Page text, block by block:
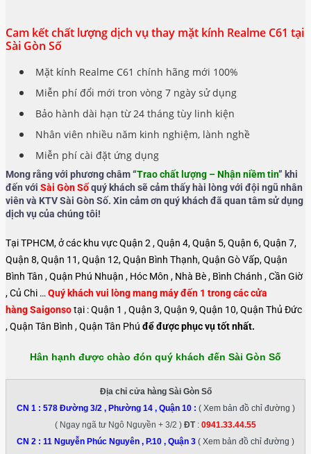
Cam kết chất lượng dịch vụ thay mặt kính Realme C61 tại
Sài Gòn Số
Mặt kính Realme C61 chính hãng mới 100%
Miễn phí đổi mới tron vòng 7 ngày sử dụng
Bảo hành dài hạn từ 24 tháng tùy linh kiện
Nhân viên nhiều năm kinh nghiệm, lành nghề
Miễn phí cài đặt ứng dụng
Mong rằng với phương châm “Trao chất lượng – Nhận niềm tin” khi
đến với Sài Gòn Sốquý khách sẽ cảm thấy hài lòng với đội ngũ nhân
viên và KTV Sài Gòn Số. Xin cảm ơn quý khách đã quan tâm sử dụng
dịch vụ của chúng tôi!
Tại TPHCM, ở các khu vực Quận 2 , Quận 4, Quận 5, Quận 6, Quận 7,
Quận 8, Quận 11, Quận 12, Quận Bình Thạnh, Quận Gò Vấp, Quận
Bình Tân , Quận Phú Nhuận , Hóc Môn , Nhà Bè , Bình Chánh , Cần Giờ
, Củ Chi … Quý khách vui lòng mang máy đến 1 trong các cửa
hàng Saigonsotại : Quận 1 , Quận 3, Quận 9, Quận 10, Quận Thủ Đức
, Quận Tân Bình , Quận Tân Phú để được phục vụ tốt nhất.
Hân hạnh được chào đón quý khách đến Sài Gòn Số
Địa chỉ cửa hàng Sài Gòn Số
CN 1 : 578 Đường 3/2 , Phường 14 , Quận 10: ( Xem bản đồ chỉ đường )
( Ngay ngã tư Ngô Nguyền + 3/2 ) ĐT: 0941.33.44.55
CN 2 : 11 Nguyễn Phúc Nguyên , P.10 , Quận 3 ( Xem bản đồ chỉ đường )